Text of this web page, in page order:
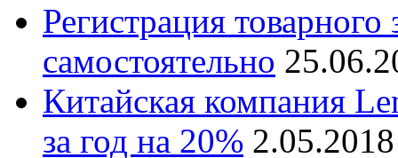
Регистрация товарного
самостоятельно
Китайская компания
за год на 20% 2.05.2018